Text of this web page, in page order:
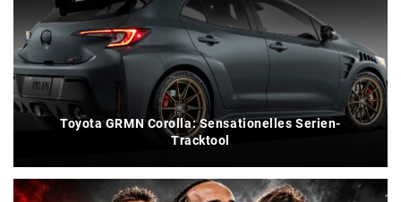
Toyota GRMN Corolla: Sensationelles Serien-
Tracktool